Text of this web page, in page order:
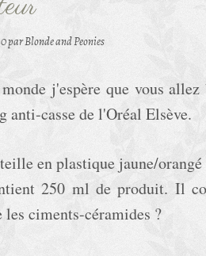
par Blonde and Peonies
j'espère que vous
anti-casse de l'Oréal Elsève.
en plastique jaune/
250 ml de produit. Il
les ciments-céramides ?